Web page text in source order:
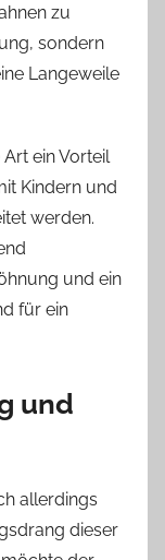
zu
sondern
Langeweile
ein Vorteil
Kindern und
werden.
und ein
für ein
und
allerdings
dieser